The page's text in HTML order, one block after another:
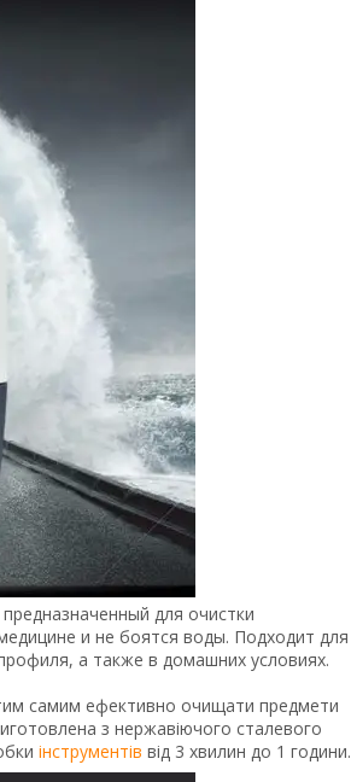
для очистки
и не боятся воды. Подходит для
а также в домашних условиях.
тим самим ефективно очищати предмети
з нержавіючого сталевого
інструментів від 3 хвилин до 1 години.